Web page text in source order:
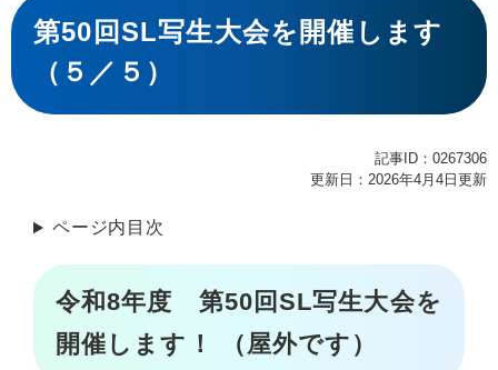
文
第50回SL写生大会を開催します
（５／５）
記事ID：0267306
更新日：2026年4月4日更新
ページ内目次
令和8年度 第50回SL写生大会を
開催します！ （屋外です）